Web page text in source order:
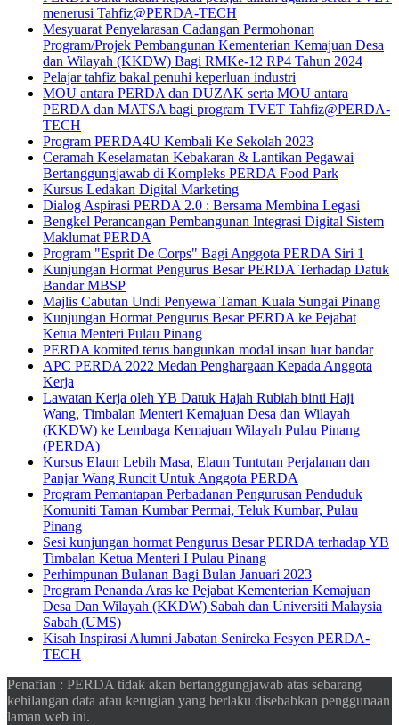
menerusi Tahfiz@PERDA-TECH
Mesyuarat Penyelarasan Cadangan Permohonan
Program/Projek Pembangunan Kementerian Kemajuan Desa
dan Wilayah (KKDW) Bagi RMKe-12 RP4 Tahun 2024
Pelajar tahfiz bakal penuhi keperluan industri
MOU antara PERDA dan DUZAK serta MOU antara
PERDA dan MATSA bagi program TVET Tahfiz@PERDA-
TECH
Program PERDA4U Kembali Ke Sekolah 2023
Ceramah Keselamatan Kebakaran & Lantikan Pegawai
Bertanggungjawab di Kompleks PERDA Food Park
Kursus Ledakan Digital Marketing
Dialog Aspirasi PERDA 2.0 : Bersama Membina Legasi
Bengkel Perancangan Pembangunan Integrasi Digital Sistem
Maklumat PERDA
Program "Esprit De Corps" Bagi Anggota PERDA Siri 1
Kunjungan Hormat Pengurus Besar PERDA Terhadap Datuk
Bandar MBSP
Majlis Cabutan Undi Penyewa Taman Kuala Sungai Pinang
Kunjungan Hormat Pengurus Besar PERDA ke Pejabat
Ketua Menteri Pulau Pinang
PERDA komited terus bangunkan modal insan luar bandar
APC PERDA 2022 Medan Penghargaan Kepada Anggota
Kerja
Lawatan Kerja oleh YB Datuk Hajah Rubiah binti Haji
Wang, Timbalan Menteri Kemajuan Desa dan Wilayah
(KKDW) ke Lembaga Kemajuan Wilayah Pulau Pinang
(PERDA)
Kursus Elaun Lebih Masa, Elaun Tuntutan Perjalanan dan
Panjar Wang Runcit Untuk Anggota PERDA
Program Pemantapan Perbadanan Pengurusan Penduduk
Komuniti Taman Kumbar Permai, Teluk Kumbar, Pulau
Pinang
Sesi kunjungan hormat Pengurus Besar PERDA terhadap YB
Timbalan Ketua Menteri I Pulau Pinang
Perhimpunan Bulanan Bagi Bulan Januari 2023
Program Penanda Aras ke Pejabat Kementerian Kemajuan
Desa Dan Wilayah (KKDW) Sabah dan Universiti Malaysia
Sabah (UMS)
Kisah Inspirasi Alumni Jabatan Senireka Fesyen PERDA-
TECH
Penafian : PERDA tidak akan bertanggungjawab atas sebarang
kehilangan data atau kerugian yang berlaku disebabkan penggunaan
laman web ini.